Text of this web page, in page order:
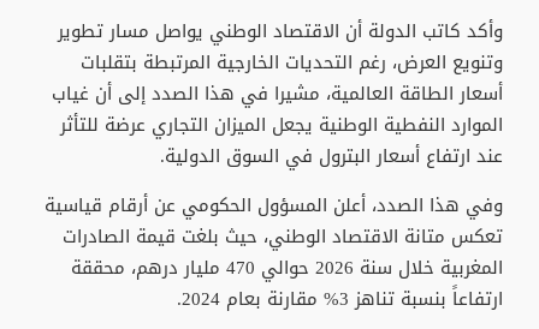
وأكد كاتب الدولة أن الاقتصاد الوطني يواصل مسار تطوير
وتنويع العرض، رغم التحديات الخارجية المرتبطة بتقلبات
أسعار الطاقة العالمية، مشيرا في هذا الصدد إلى أن غياب
الموارد النفطية الوطنية يجعل الميزان التجاري عرضة للتأثر
عند ارتفاع أسعار البترول في السوق الدولية.
وفي هذا الصدد، أعلن المسؤول الحكومي عن أرقام قياسية
تعكس متانة الاقتصاد الوطني، حيث بلغت قيمة الصادرات
المغربية خلال سنة 2026 حوالي 470 مليار درهم، محققة
ارتفاعاً بنسبة تناهز 3% مقارنة بعام 2024.